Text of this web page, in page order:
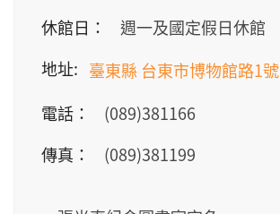
休館日：
週一及國定假日休館
地址: 臺東縣 台東市博物館路1號
電話：
(089)381166
傳真：
(089)381199